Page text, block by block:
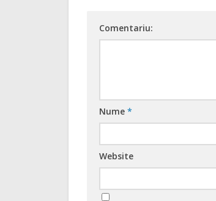
Comentariu:
Nume *
Website